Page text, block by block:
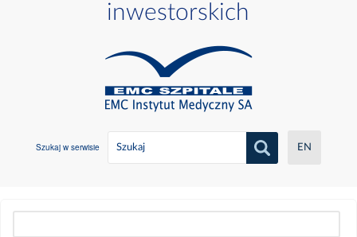
inwestorskich
Szukaj w serwisie EN